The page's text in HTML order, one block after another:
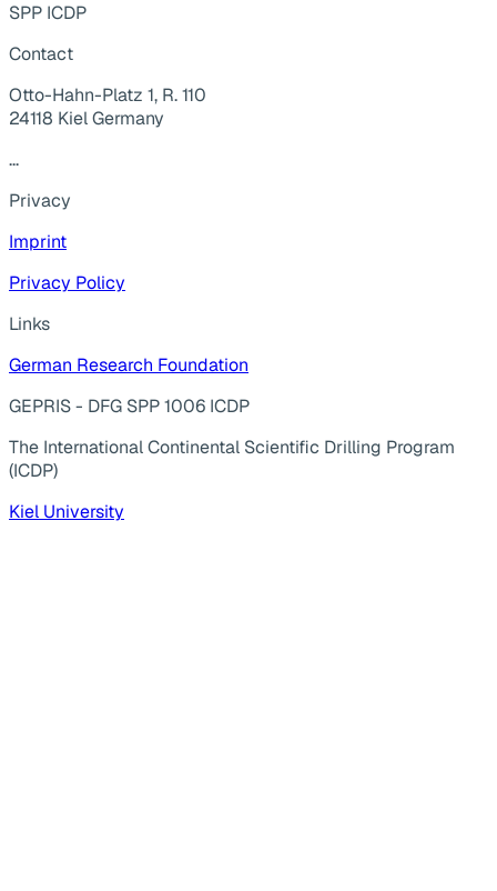
SPP ICDP
Contact
Otto-Hahn-Platz 1, R. 110
24118 Kiel Germany
...
Privacy
Imprint
Privacy Policy
Links
German Research Foundation
GEPRIS - DFG SPP 1006 ICDP
The International Continental Scientific Drilling Program
(ICDP)
Kiel University